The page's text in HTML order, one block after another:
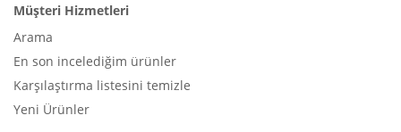
Müşteri Hizmetleri
Arama
En son incelediğim ürünler
Karşılaştırma listesini temizle
Yeni Ürünler